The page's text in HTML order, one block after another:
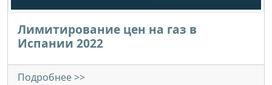
Лимитирование цен на газ в
Испании 2022
Подробнее >>